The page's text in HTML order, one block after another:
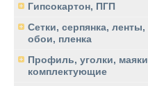
Гипсокартон, ПГП
Сетки, серпянка, ленты,
обои, пленка
Профиль, уголки,
комплектующие